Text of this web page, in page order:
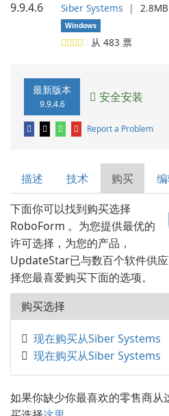
Siber Systems ❘ 2.8MB
Windows
从 483 票
最新版本
9.9.4.6 安全安装
Report a Problem
描述 技术 购买
下面你可以找到购买选择
RoboForm 。为您提供最优的
许可选择，为您的产品，
UpdateStar已与数百个软件供
择您最喜爱购买下面的选项。
购买选择
现在购买从Siber Systems
现在购买从Siber Systems
如果你缺少你最喜欢的零售商从